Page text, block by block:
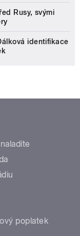
Rusy, svými
identifikace
poplatek